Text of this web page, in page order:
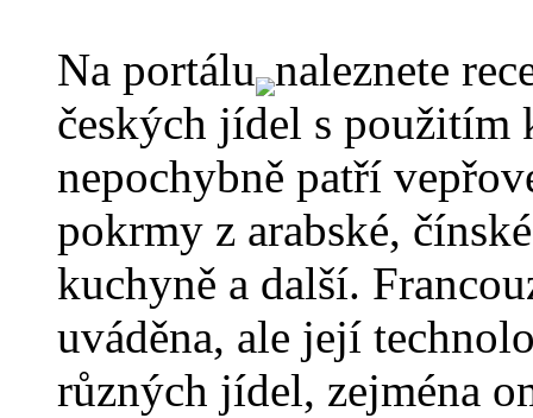
Na portálu naleznete
českých jídel s použitím
nepochybně patří
pokrmy z arabské,
kuchyně a další.
uváděna, ale její
různých jídel, zejména